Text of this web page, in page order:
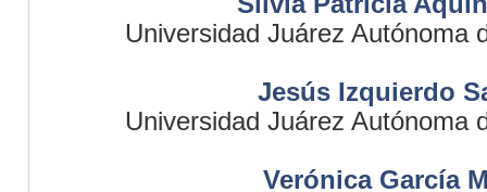
Universidad Juárez Autónoma
Jesús Izquierdo
Universidad Juárez Autónoma
Verónica García